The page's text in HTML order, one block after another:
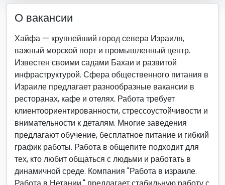
О вакансии
Хайфа — крупнейший город севера Израиля,
важный морской порт и промышленный центр.
Известен своими садами Бахаи и развитой
инфраструктурой. Сфера общественного питания в
Израиле предлагает разнообразные вакансии в
ресторанах, кафе и отелях. Работа требует
клиентоориентированности, стрессоустойчивости и
внимательности к деталям. Многие заведения
предлагают обучение, бесплатное питание и гибкий
график работы. Работа в общепите подходит для
тех, кто любит общаться с людьми и работать в
динамичной среде. Компания "Работа в израиле.